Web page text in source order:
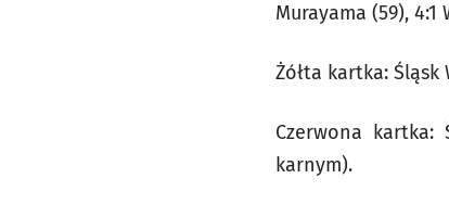
Murayama (59), 4:1
Żółta kartka: Śląsk
Czerwona kartka:
karnym).